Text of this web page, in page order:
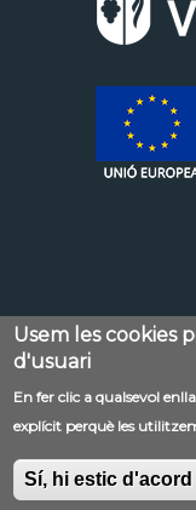
Menú
al
pie
Contacte
Accessibilitat
EDUSI
Usem les cookies
d'usuari
En fer clic a qualsevol
explícit perquè les
Sí, hi estic d'acord